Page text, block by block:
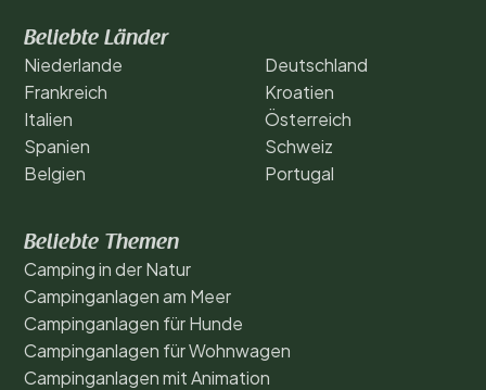
Beliebte Länder
Niederlande
Frankreich
Italien
Spanien
Belgien
Deutschland
Kroatien
Österreich
Schweiz
Portugal
Beliebte Themen
Camping in der Natur
Campinganlagen am Meer
Campinganlagen für Hunde
Campinganlagen für Wohnwagen
Campinganlagen mit Animation